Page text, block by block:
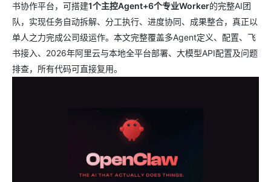
书协作平台，可搭建1个主控Agent+6个专业Worker的完整AI团
队，实现任务自动拆解、分工执行、进度协同、成果整合，真正以
单人之力完成公司级运作。本文完整覆盖多Agent定义、配置、飞
书接入、2026年阿里云与本地全平台部署、大模型API配置及问题
排查，所有代码可直接复用。